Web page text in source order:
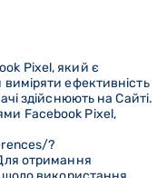
Pixel, який є
ефективність
здійснюють на Сайті.
Facebook Pixel,
?
отримання